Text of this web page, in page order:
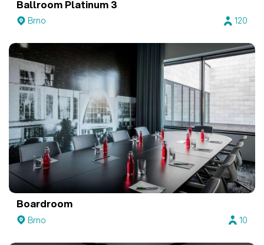
Ballroom Platinum 3
Brno 120
Boardroom
Brno 10